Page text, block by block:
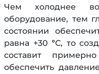
Чем холоднее
оборудование, тем
состоянии
равна +30 °С, то
составит
обеспечить